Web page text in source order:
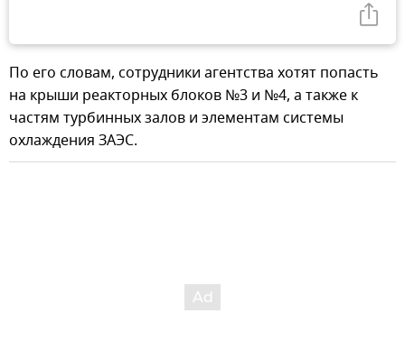
По его словам, сотрудники агентства хотят попасть
на крыши реакторных блоков №3 и №4, а также к
частям турбинных залов и элементам системы
охлаждения ЗАЭС.